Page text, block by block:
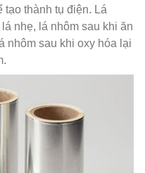
thành tụ điện. Lá
nhẹ, lá nhôm sau khi ăn
nhôm sau khi oxy hóa lại